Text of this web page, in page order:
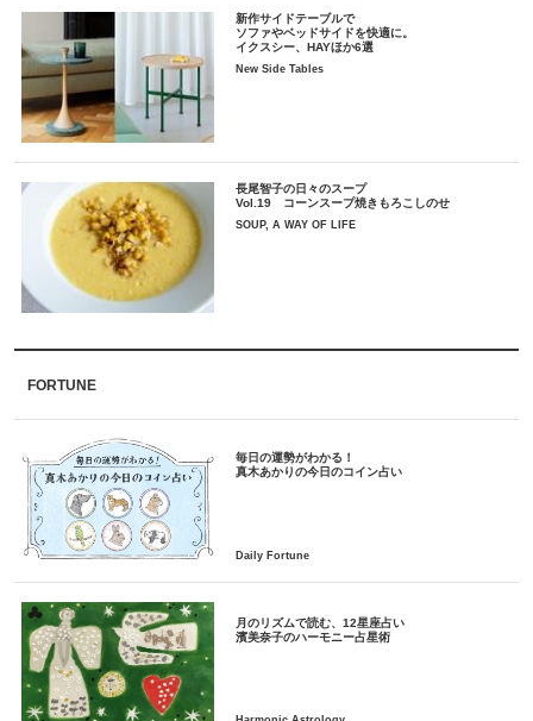
新作サイドテーブルで
ソファやベッドサイドを快適に。
イクスシー、HAYほか6選
New Side Tables
長尾智子の日々のスープ
Vol.19 コーンスープ焼きもろこしのせ
SOUP, A WAY OF LIFE
FORTUNE
毎日の運勢がわかる！
月のリズムで読む、12星座占い